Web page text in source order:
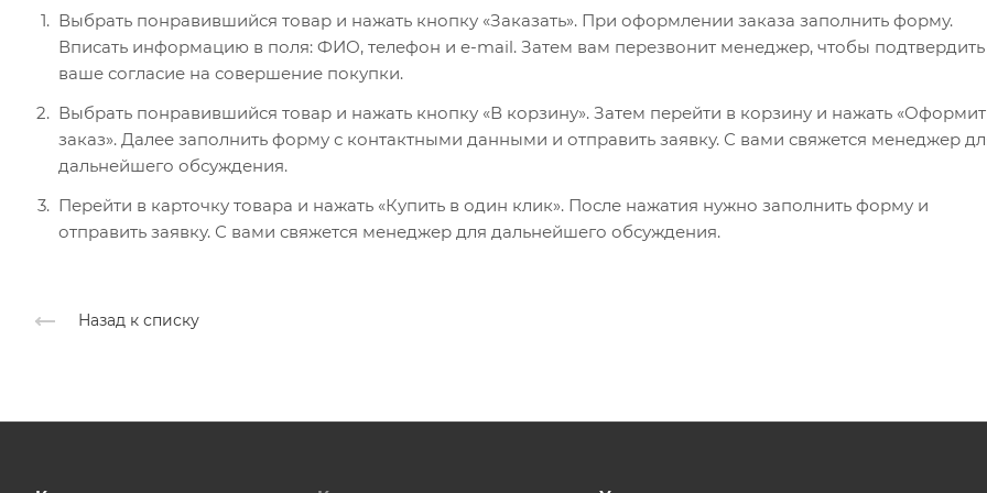
Выбрать понравившийся товар и нажать кнопку «Заказать». При оформлении заказа заполнить форму.
Вписать информацию в поля: ФИО, телефон и e-mail. Затем вам перезвонит менеджер, чтобы подтвердить
ваше согласие на совершение покупки.
Выбрать понравившийся товар и нажать кнопку «В корзину». Затем перейти в корзину и нажать
заказ». Далее заполнить форму с контактными данными и отправить заявку. С вами свяжется менеджер
дальнейшего обсуждения.
Перейти в карточку товара и нажать «Купить в один клик». После нажатия нужно заполнить форму и
отправить заявку. С вами свяжется менеджер для дальнейшего обсуждения.
Назад к списку